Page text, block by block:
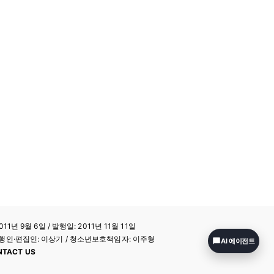
년 9월 6일 / 발행일: 2011년 11월 11일
·편집인: 이상기 / 청소년보호책임자: 이주형
US
AI 에이전트